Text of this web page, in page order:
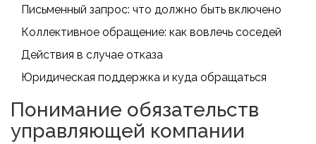
Письменный запрос: что должно быть включено
Коллективное обращение: как вовлечь соседей
Действия в случае отказа
Юридическая поддержка и куда обращаться
Понимание обязательств
управляющей компании